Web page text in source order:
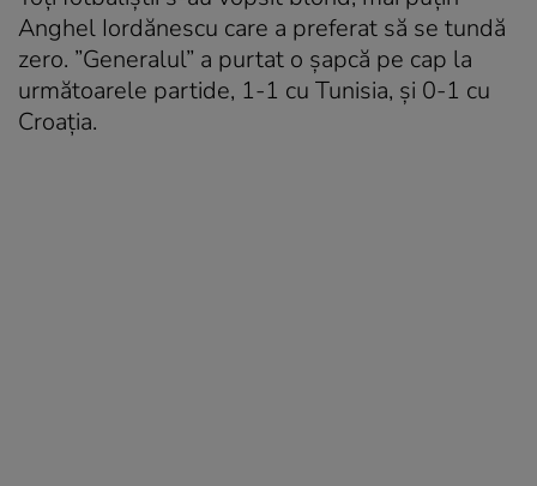
Anghel Iordănescu care a preferat să se tundă
zero. ”Generalul” a purtat o șapcă pe cap la
următoarele partide, 1-1 cu Tunisia, și 0-1 cu
Croația.